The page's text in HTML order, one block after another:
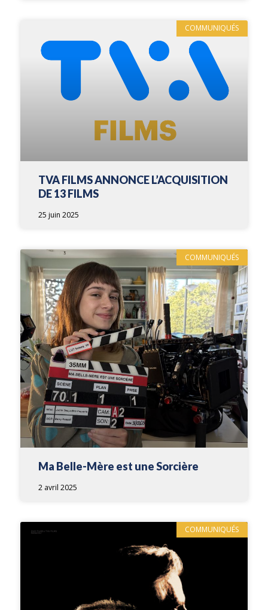
COMMUNIQUÉS
TVA FILMS ANNONCE L’ACQUISITION
DE 13 FILMS
25 juin 2025
COMMUNIQUÉS
Ma Belle-Mère est une Sorcière
2 avril 2025
COMMUNIQUÉS